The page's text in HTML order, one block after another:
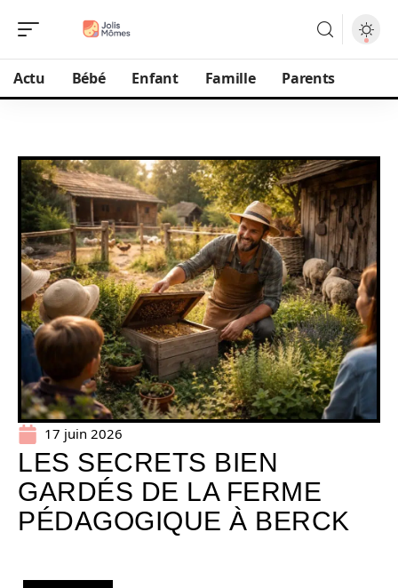
Actu Bébé Enfant Famille Parents
17 juin 2026
LES SECRETS BIEN
GARDÉS DE LA FERME
PÉDAGOGIQUE À BERCK